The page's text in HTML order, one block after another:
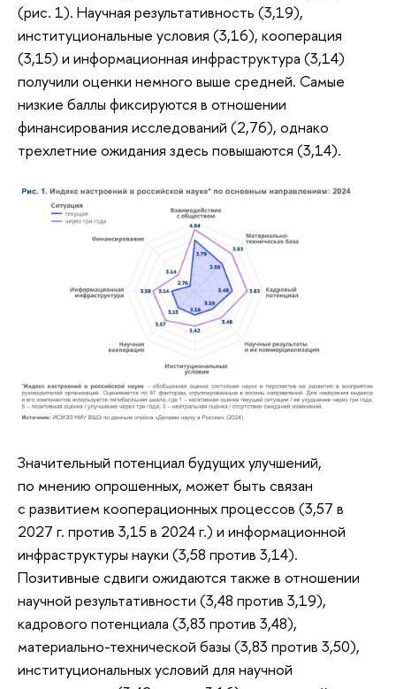
(рис. 1). Научная результативность (3,19),
институциональные условия (3,16), кооперация
(3,15) и информационная инфраструктура (3,14)
получили оценки немного выше средней. Самые
низкие баллы фиксируются в отношении
финансирования исследований (2,76), однако
трехлетние ожидания здесь повышаются (3,14).
Значительный потенциал будущих улучшений,
по мнению опрошенных, может быть связан
с развитием кооперационных процессов (3,57 в
2027 г. против 3,15 в 2024 г.) и информационной
инфраструктуры науки (3,58 против 3,14).
Позитивные сдвиги ожидаются также в отношении
научной результативности (3,48 против 3,19),
кадрового потенциала (3,83 против 3,48),
материально-технической базы (3,83 против 3,50),
институциональных условий для научной